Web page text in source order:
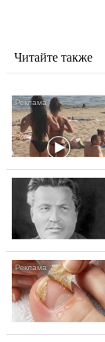
Читайте также